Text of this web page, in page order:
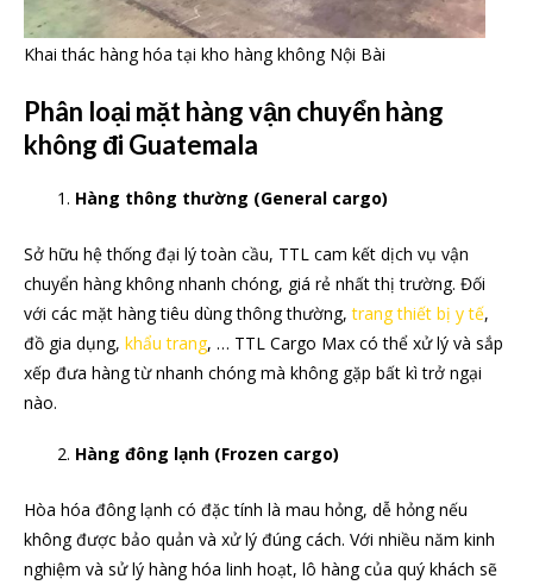
Khai thác hàng hóa tại kho hàng không Nội Bài
Phân loại mặt hàng vận chuyển hàng
không đi Guatemala
Hàng thông thường (General cargo)
Sở hữu hệ thống đại lý toàn cầu, TTL cam kết dịch vụ vận
chuyển hàng không nhanh chóng, giá rẻ nhất thị trường. Đối
với các mặt hàng tiêu dùng thông thường,trang thiết bị y tế,
đồ gia dụng, khẩu trang, … TTL Cargo Max có thể xử lý và sắp
xếp đưa hàng từ nhanh chóng mà không gặp bất kì trở ngại
nào.
Hàng đông lạnh (Frozen cargo)
Hòa hóa đông lạnh có đặc tính là mau hỏng, dễ hỏng nếu
không được bảo quản và xử lý đúng cách. Với nhiều năm kinh
nghiệm và sử lý hàng hóa linh hoạt, lô hàng của quý khách sẽ